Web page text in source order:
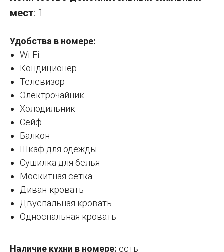
мест: 1
Удобства в номере:
Wi-Fi
Кондиционер
Телевизор
Электрочайник
Холодильник
Сейф
Балкон
Шкаф для одежды
Сушилка для белья
Москитная сетка
Диван-кровать
Двуспальная кровать
Односпальная кровать
Наличие кухни в номере: есть